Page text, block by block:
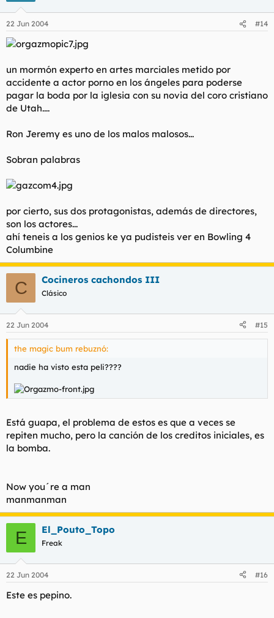
22 Jun 2004 #14
un mormón experto en artes marciales metido por
accidente a actor porno en los ángeles para poderse
pagar la boda por la iglesia con su novia del coro cristiano
de Utah....
Ron Jeremy es uno de los malos malosos...
Sobran palabras
por cierto, sus dos protagonistas, además de directores,
son los actores...
ahí teneis a los genios ke ya pudisteis ver en Bowling 4
Columbine
C Cocineros cachondos III
Clásico
22 Jun 2004 #15
the magic bum rebuznó:
nadie ha visto esta peli????
Está guapa, el problema de estos es que a veces se
repiten mucho, pero la canción de los creditos iniciales, es
la bomba.
Now you´re a man
manmanman
E El_Pouto_Topo
Freak
22 Jun 2004 #16
Este es pepino.